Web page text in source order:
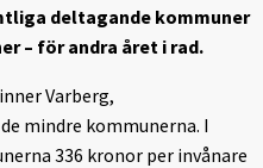
deltagande kommuner
– för andra året i rad.
Varberg,
mindre kommunerna. I
336 kronor per invånare